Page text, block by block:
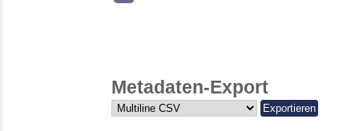
Metadaten-Export